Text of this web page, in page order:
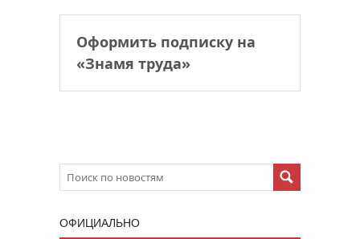
Оформить подписку на
«Знамя труда»
ОФИЦИАЛЬНО